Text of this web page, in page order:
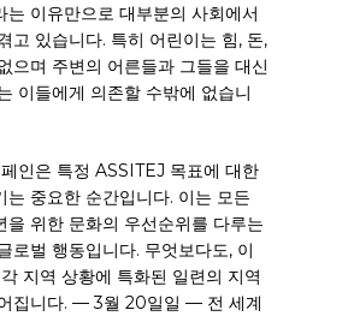
는 이유만으로 대부분의 사회에서
고 있습니다. 특히 어린이는 힘, 돈,
으며 주변의 어른들과 그들을 대신
이들에게 의존할 수밖에 없습니
인은 특정 ASSITEJ 목표에 대한
는 중요한 순간입니다. 이는 모든
을 위한 문화의 우선순위를 다루는
로벌 행동입니다. 무엇보다도, 이
지역 상황에 특화된 일련의 지역
집니다.—3월 20일일 — 전 세계